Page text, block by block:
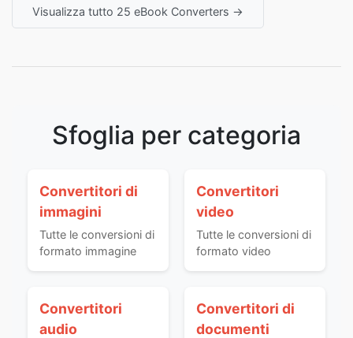
Visualizza tutto 25 eBook Converters →
Sfoglia per categoria
Convertitori di
immagini
Tutte le conversioni di
formato immagine
Convertitori
video
Tutte le conversioni di
formato video
Convertitori
audio
Convertitori di
documenti